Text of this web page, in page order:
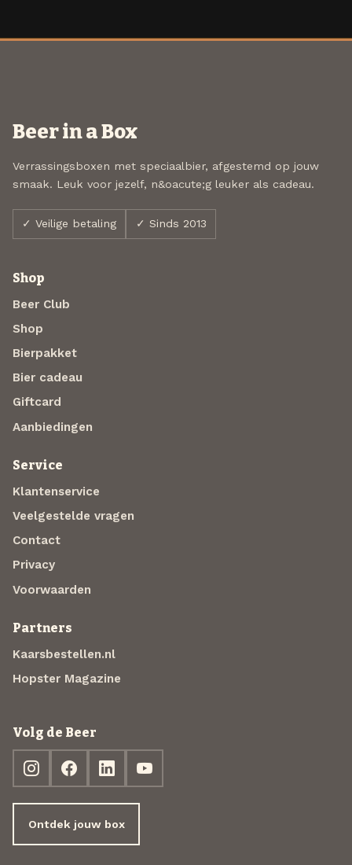
Beer in a Box
Verrassingsboxen met speciaalbier, afgestemd op jouw
smaak. Leuk voor jezelf, n&oacute;g leuker als cadeau.
✓ Veilige betaling ✓ Sinds 2013
Shop
Beer Club
Shop
Bierpakket
Bier cadeau
Giftcard
Aanbiedingen
Service
Klantenservice
Veelgestelde vragen
Contact
Privacy
Voorwaarden
Partners
Kaarsbestellen.nl
Hopster Magazine
Volg de Beer
Ontdek jouw box